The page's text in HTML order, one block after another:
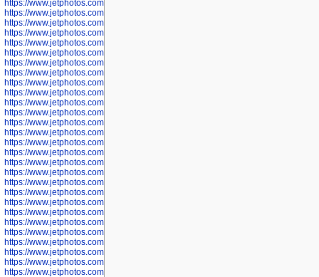
https://www.jetphotos.com/photographer/600549
https://www.jetphotos.com/photographer/600550
https://www.jetphotos.com/photographer/600552
https://www.jetphotos.com/photographer/600553
https://www.jetphotos.com/photographer/600555
https://www.jetphotos.com/photographer/600558
https://www.jetphotos.com/photographer/600565
https://www.jetphotos.com/photographer/600566
https://www.jetphotos.com/photographer/600567
https://www.jetphotos.com/photographer/600568
https://www.jetphotos.com/photographer/600571
https://www.jetphotos.com/photographer/600573
https://www.jetphotos.com/photographer/600575
https://www.jetphotos.com/photographer/600576
https://www.jetphotos.com/photographer/600577
https://www.jetphotos.com/photographer/600578
https://www.jetphotos.com/photographer/600666
https://www.jetphotos.com/photographer/600668
https://www.jetphotos.com/photographer/600669
https://www.jetphotos.com/photographer/600670
https://www.jetphotos.com/photographer/602963
https://www.jetphotos.com/photographer/601276
https://www.jetphotos.com/photographer/601280
https://www.jetphotos.com/photographer/601281
https://www.jetphotos.com/photographer/601284
https://www.jetphotos.com/photographer/601285
https://www.jetphotos.com/photographer/601286
https://www.jetphotos.com/photographer/601287